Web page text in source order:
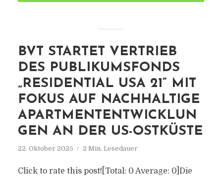
BVT STARTET VERTRIEB
DES PUBLIKUMSFONDS
„RESIDENTIAL USA 21“ MIT
FOKUS AUF NACHHALTIGE
APARTMENTENTWICKLUN
GEN AN DER US-OSTKÜSTE
22. Oktober 2025 2 Min. Lesedauer
Click to rate this post![Total: 0 Average: 0]Die